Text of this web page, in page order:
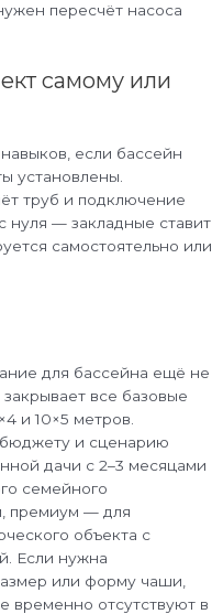
пересчёт насоса
самому или
если бассейн
установлены.
труб и подключение
нуля — закладные ставит
самостоятельно или
для бассейна ещё не
все базовые
и 10×5 метров.
и сценарию
дачи с 2–3 месяцами
семейного
премиум — для
объекта с
Если нужна
или форму чаши,
временно отсутствуют в